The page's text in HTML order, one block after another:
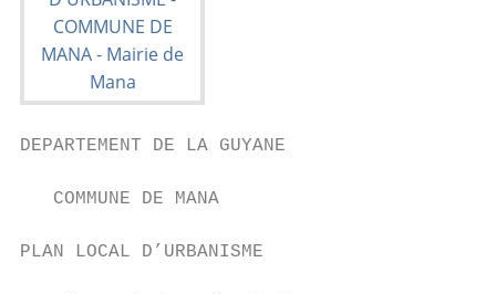
DEPARTEMENT DE LA GUYANE
   COMMUNE DE MANA
PLAN LOCAL D’URBANISME